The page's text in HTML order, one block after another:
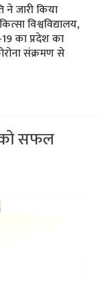
जारी किया
विश्वविद्यालय,
का प्रदेश का
संक्रमण से
को सफल